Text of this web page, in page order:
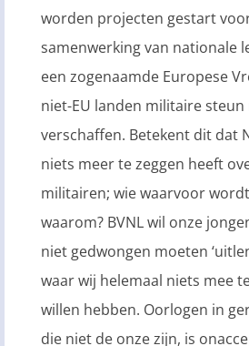
worden projecten gestart
samenwerking van nationale
een zogenaamde Europese
niet-EU landen militaire steun
verschaffen. Betekent dit dat
niets meer te zeggen heeft
militairen; wie waarvoor
waarom? BVNL wil onze
niet gedwongen moeten
waar wij helemaal niets mee
willen hebben. Oorlogen in
die niet de onze zijn, is